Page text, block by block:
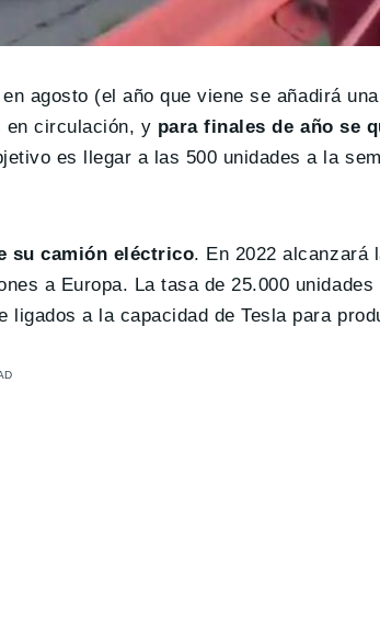
agosto (el año que viene se añadirá
en circulación, y para finales de año se
es llegar a las 500 unidades a la
su camión eléctrico. En 2022 alcanzará
a Europa. La tasa de 25.000 unidades
a la capacidad de Tesla para